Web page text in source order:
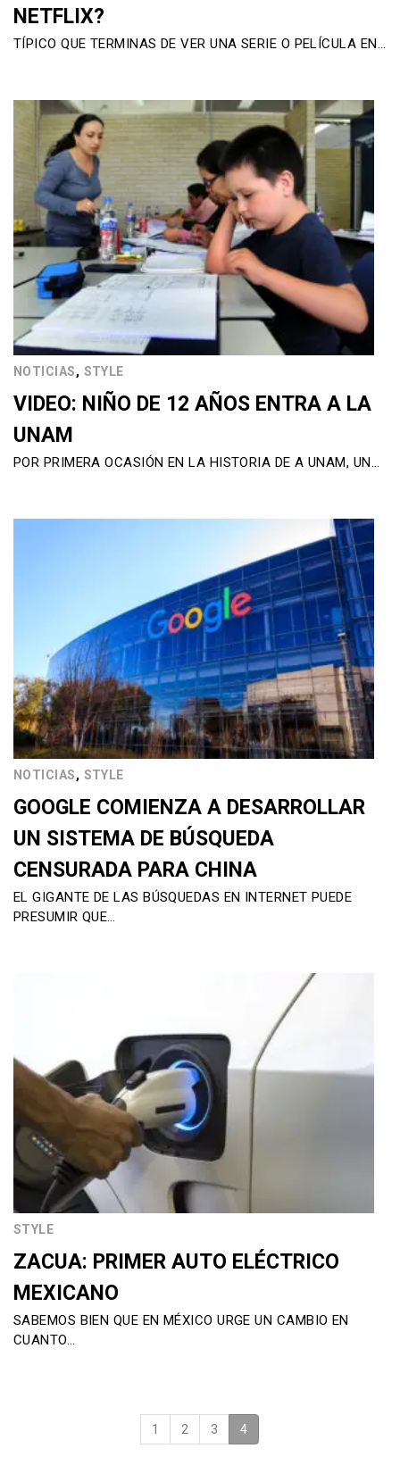
NETFLIX?
TÍPICO QUE TERMINAS DE VER UNA SERIE O PELÍCULA EN…
NOTICIAS, STYLE
VIDEO: NIÑO DE 12 AÑOS ENTRA A LA
UNAM
POR PRIMERA OCASIÓN EN LA HISTORIA DE A UNAM, UN…
NOTICIAS, STYLE
GOOGLE COMIENZA A DESARROLLAR
UN SISTEMA DE BÚSQUEDA
CENSURADA PARA CHINA
EL GIGANTE DE LAS BÚSQUEDAS EN INTERNET PUEDE
PRESUMIR QUE…
STYLE
ZACUA: PRIMER AUTO ELÉCTRICO
MEXICANO
SABEMOS BIEN QUE EN MÉXICO URGE UN CAMBIO EN
CUANTO…
1 2 3 4